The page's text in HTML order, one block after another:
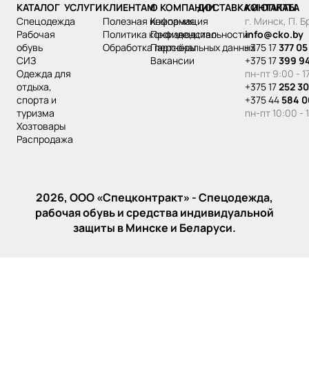
КАТАЛОГ
спецодежда
рабочая
обувь
СИЗ
одежда для
отдыха,
спорта и
туризма
хозтовары
распродажа
УСЛУГИКЛИЕНТАМ
Полезная информация
Политика конфиденциальности
Обработка персональных данных
О КОМПАНИИ
Компания
Производство
Партнёры
Вакансии
ДОСТАВКА И ОПЛАТА
КОНТАКТЫ
г. Минск, П.
info@cko.by
+375 17377
+375 17399
пн-пт 9:00 -
+375 17252
+375 44 584
пн-пт 10:00 -
2026, ООО «‎Спецконтракт» - Спецодежда,
рабочая обувь и средства индивидуальной
защиты в Минске и Беларуси.